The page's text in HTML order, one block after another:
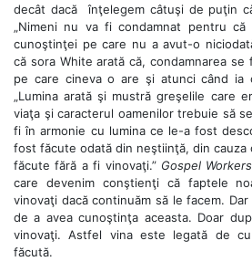
decât dacă înţelegem câtuşi de puţin
„Nimeni nu va fi condamnat pentru
cunoştinţei pe care nu a avut-o
că sora White arată că, condamnarea
pe care cineva o are şi atunci când ia
„Lumina arată şi mustră greşelile care
viaţa şi caracterul oamenilor trebuie să
fi în armonie cu lumina ce le-a fost
fost făcute odată din neştiinţă, din cauza
făcute fără a fi vinovaţi.” Gospel Workers
care devenim conştienţi că faptele
vinovaţi dacă continuăm să le facem.
de a avea cunoştinţa aceasta. Doar
vinovaţi. Astfel vina este legată de
făcută.